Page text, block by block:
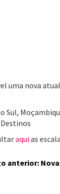
uma nova
Sul,
aqui as
anterior: